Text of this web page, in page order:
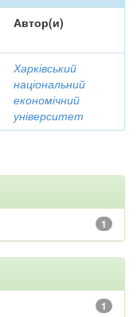
Автор(и)
Харківський
національний
економічний
університет
1
1